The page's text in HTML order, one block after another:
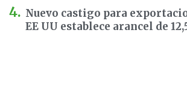
Nuevo castigo para
EE UU establece arancel de